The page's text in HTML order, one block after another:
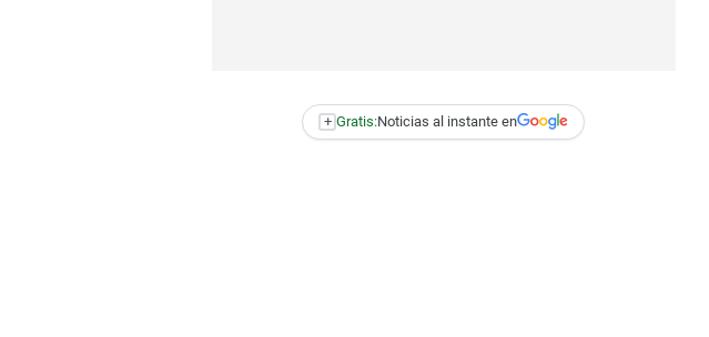
+ Gratis:Noticias al instante en